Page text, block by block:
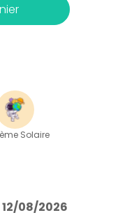
Solaire
12/08/2026